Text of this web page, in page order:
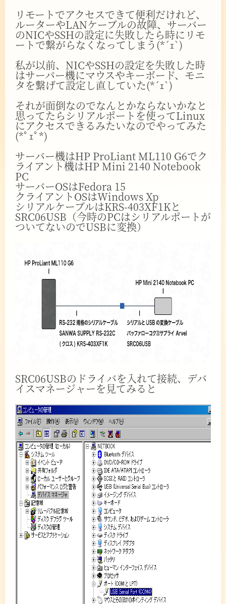
リモートでアクセスできて便利だけれど、
ルーターやLANケーブルの故障、サーバー
のNICやSSHの設定に失敗したら時にリモ
ートで繋がらなくなってしまう(*´ｪ`)
私が以前、NICやSSHの設定を失敗した時
はサーバー機にマウスやキーボード、モニ
タを繋げて設定し直していた(*´ｪ`)
それが面倒なのでなんとかならないかなと
思ってたらシリアルポートを使ってLinux
にアクセスできるみたいなのでやってみた
(*ﾟｪﾟ*)
サーバー機はHP ProLiant ML110 G6でク
ライアント機はHP Mini 2140 Notebook
PC
サーバーOSはFedora 15
クライアントOSはWindows Xp
シリアルケーブルはKRS-403XF1Kと
SRC06USB（今時のPCはシリアルポートが
ついてないのでUSBに変換）
SRC06USBのドライバを入れて接続、デバ
イスマネージャーを見てみると